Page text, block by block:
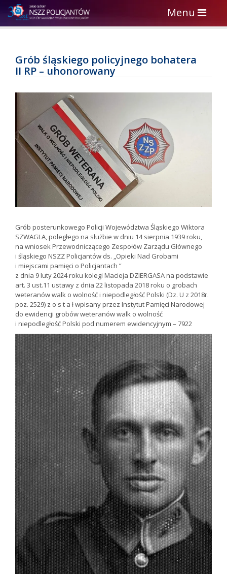
Toggle
navigation
Menu
Grób śląskiego policyjnego bohatera
II RP – uhonorowany
Grób posterunkowego Policji Województwa Śląskiego Wiktora
SZWAGLA, poległego na służbie w dniu 14 sierpnia 1939 roku,
na wniosek Przewodniczącego Zespołów Zarządu Głównego
i śląskiego NSZZ Policjantów ds. „Opieki Nad Grobami
i miejscami pamięci o Policjantach ”
z dnia 9 luty 2024 roku kolegi Macieja DZIERGASA na podstawie
art. 3 ust.11 ustawy z dnia 22 listopada 2018 roku o grobach
weteranów walk o wolność i niepodległość Polski (Dz. U z 2018r.
poz. 2529) z o s t a ł wpisany przez Instytut Pamięci Narodowej
do ewidencji grobów weteranów walk o wolność
i niepodległość Polski pod numerem ewidencyjnym – 7922